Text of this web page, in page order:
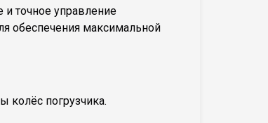
и точное управление
обеспечения максимальной
колёс погрузчика.